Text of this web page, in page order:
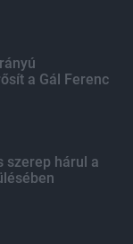
a Gál Ferenc
szerep hárul a